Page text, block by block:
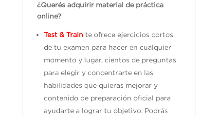
¿Querés adquirir material de práctica
online?
Test & Train te ofrece ejercicios cortos
de tu examen para hacer en cualquier
momento y lugar, cientos de preguntas
para elegir y concentrarte en las
habilidades que quieras mejorar y
contenido de preparación oficial para
ayudarte a lograr tu objetivo. Podrás